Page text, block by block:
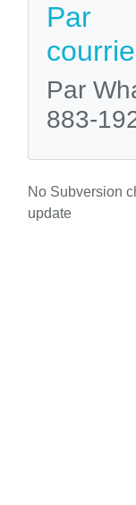
Par
Par
883-
No Subversion
update